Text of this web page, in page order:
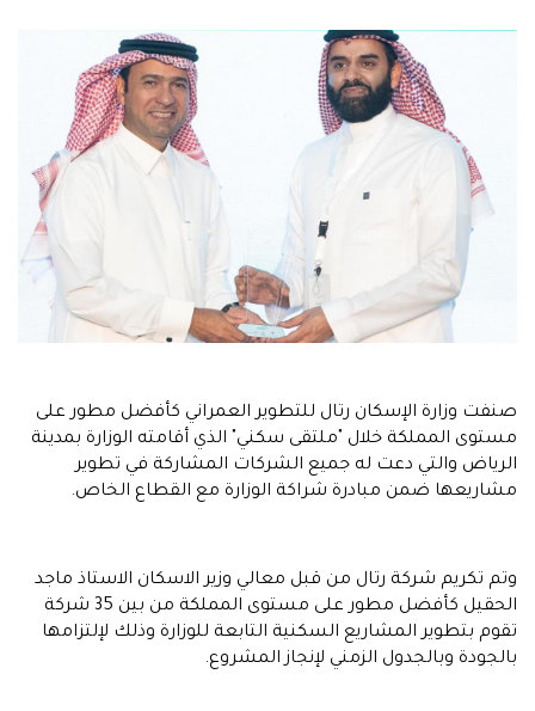
صنفت وزارة الإسكان رتال للتطوير العمراني كأفضل مطور على
مستوى المملكة خلال "ملتقى سكني" الذي أقامته الوزارة بمدينة
الرياض والتي دعت له جميع الشركات المشاركة في تطوير
مشاريعها ضمن مبادرة شراكة الوزارة مع القطاع الخاص.
وتم تكريم شركة رتال من قبل معالي وزير الاسكان الاستاذ ماجد
الحقيل كأفضل مطور على مستوى المملكة من بين 35 شركة
تقوم بتطوير المشاريع السكنية التابعة للوزارة وذلك لإلتزامها
بالجودة وبالجدول الزمني لإنجاز المشروع.